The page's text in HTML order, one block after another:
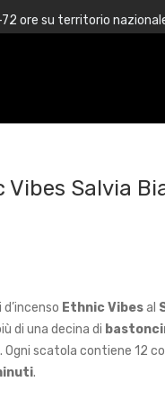
Vibes Salvia
Ethnic Vibesal
di una decina di
Ogni scatola contiene 12
.
ore su territorio